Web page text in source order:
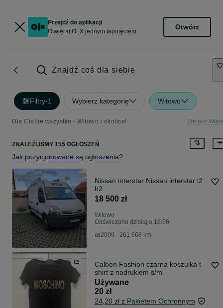
Przejdź do aplikacji
Otwieraj OLX jednym tapnięciem
Otwórz
Znajdź coś dla siebie
Filtry·1 Wybierz kategorię Witowo
Dla Ciebie wszystko - Witowo i okolice! Zobacz
ZNALEŹLIŚMY 155 OGŁOSZEŃ
Jak pozycjonowane są ogłoszenia?
Nissan interstar Nissan interstar l2
h2
18 500 zł
Witowo
Odświeżono dzisiaj o 18:56
2009 - 261 668 km
Calben Fashion czarna koszulka t-
shirt z nadrukiem s/m
Używane
20 zł
24,20 zł z Pakietem Ochronnym